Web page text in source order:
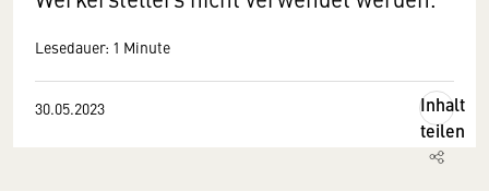
Lesedauer: 1 Minute
30.05.2023
Inhalt
teilen